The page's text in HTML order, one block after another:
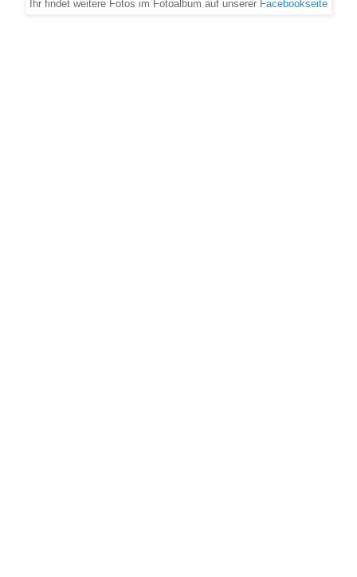
Ihr findet weitere Fotos im Fotoalbum auf unserer Facebookseite